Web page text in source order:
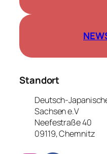
Standort
Deutsch-
Sachsen e.V
Neefestraße 40
09119, Chemnitz